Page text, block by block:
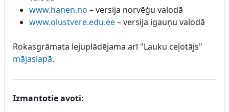
www.hanen.no – versija norvēģu valodā
www.olustvere.edu.ee– versija igauņu valodā
Rokasgrāmata lejuplādējama arī "Lauku ceļotājs"
mājaslapā.
Izmantotie avoti: